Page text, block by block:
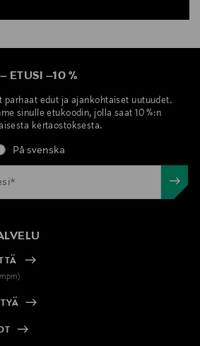
– ETUSI –10 %
parhaat edut ja ajankohtaiset uutuudet.
sinulle etukoodin, jolla saat 10 %:n
kertaostoksesta.
På svenska